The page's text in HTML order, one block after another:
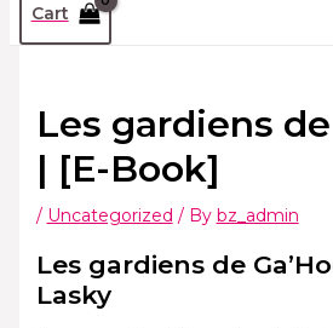
Cart
Les gardiens de
| [E-Book]
/ Uncategorized / By bz_admin
Les gardiens de
Lasky